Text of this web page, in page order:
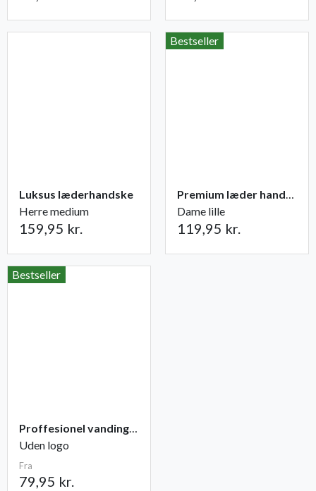
Luksus læderhandske
Herre medium
159,95 kr.
Bestseller
Premium læder handske Flutter
Dame lille
119,95 kr.
Bestseller
Proffesionel vandingspose 100 liter
Uden logo
Fra
79,95 kr.